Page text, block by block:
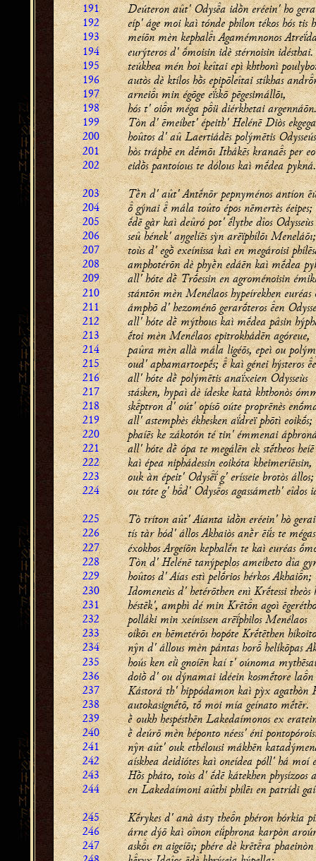
191 Deúteron aût' Odysa idṑn eréein' ho
192 eíp' áge moi kaì tónde phílon tékos hós tis
193 meíōn mèn kephalı Agamémnonos
194 eurýteros d' ṓmoisin idè stérnoisin idésthai.
195 teúkhea mén hoi keîtai epì khthonì
196 autòs dè ktílos hṑs epipōleîtai stíkhas
197 arneiı min égōge eḯskō pēgesimállōı,
198 hós t' oin méga pü diérkhetai argennáōn.
199 Tòn d' ēmeíbet' épeith' Helénē Diòs
200 hoûtos d' aû Laertiádēs polýmētis
201 hòs tráphē en dḗmōı Ithákēs kranas per
202 eidṑs pantoíous te dólous kaì mḗdea pykná.
203 Tḕn d' aût' Antḗnōr pepnyménos antíon
204  gýnai  mála toûto épos nēmertès éeipes;
205 ḗdē gàr kaì deûró pot' ḗlythe dîos Odysseùs
206 seû hének' aŋgelíēs sỳn arēïphílōı Meneláōı;
207 toùs d' egṑ exeínissa kaì en megároisi
208 amphotérōn dè phyḕn edáēn kaì mḗdea
209 all' hóte dḕ Trṓessin en agroménoisin
210 stántōn mèn Menélaos hypeírekhen euréas
211 ámphō d' hezoménō gerarṓteros en
212 all' hóte dḕ mýthous kaì mḗdea pâsin
213 ḗtoi mèn Menélaos epitrokhádēn agóreue,
214 paûra mèn allà mála ligéōs, epeì ou
215 oud' aphamartoepḗs;  kaì génei hýsteros
216 all' hóte dḕ polýmētis anaḯxeien Odysseùs
217 stásken, hypaì dè ídeske katà khthonòs
218 skptron d' oút' opísō oúte proprēnès
219 all' astemphès ékhesken aḯdreï phōtì eoikṓs;
220 phaíēs ke zákotón té tin' émmenai
221 all' hóte dḕ ópa te megálēn ek stḗtheos heíē
222 kaì épea niphádessin eoikóta kheimeríēısin,
223 ouk àn épeit' Odysḯ g' erísseie brotòs állos;
224 ou tóte g' hd' Odysos agassámeth' eîdos
225 Tò tríton aût' Aíanta idṑn eréein' hò
226 tís tàr hód' állos Akhaiòs anḕr ēǘs te
227 éxokhos Argeíōn kephalḗn te kaì euréas
228 Tòn d' Helénē tanýpeplos ameíbeto dîa
229 hoûtos d' Aías estì pelṓrios hérkos Akhain;
230 Idomeneùs d' hetérōthen enì Krḗtessi theòs
231 héstēk', amphì dé min Krētn agoì
232 polláki min xeínissen arēḯphilos Menélaos
233 oíkōı en hēmetérōı hopóte Krḗtēthen
234 nŷn d' állous mèn pántas hor helíkōpas
235 hoús ken eǜ gnoíēn kaí t' oúnoma
236 doiṑ d' ou dýnamai idéein kosmḗtore lan
237 Kástorá th' hippódamon kaì pỳx agathòn
238 autokasignḗtō, tṓ moi mía geínato mḗtēr.
239 ḕ oukh hespésthēn Lakedaímonos ex
240 ḕ deúrō mèn héponto néess' éni
241 nŷn aût' ouk ethélousi mákhēn
242 aískhea deidiótes kaì oneídea póll' há moí
243 Hṑs pháto, toùs d' ḗdē kátekhen physízoos
244 en Lakedaímoni aûthi phílēı en patrídi
245 Kḗrykes d' anà ásty then phéron hórkia
246 árne dýō kaì oînon eǘphrona karpòn
247 askı en aigeíōı; phére dè krētra phaeinòn